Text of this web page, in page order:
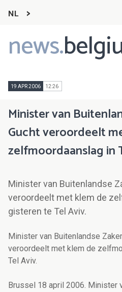
NL
news.
Main
navigation
19 APR 2006 12:26
Minister van
Gucht veroordeelt
zelfmoordaanslag in
Minister van Buitenlandse
veroordeelt met klem de
gisteren te Tel Aviv.
Minister van Buitenlandse
veroordeelt met klem de
Tel Aviv.
Brussel 18 april 2006. Minister